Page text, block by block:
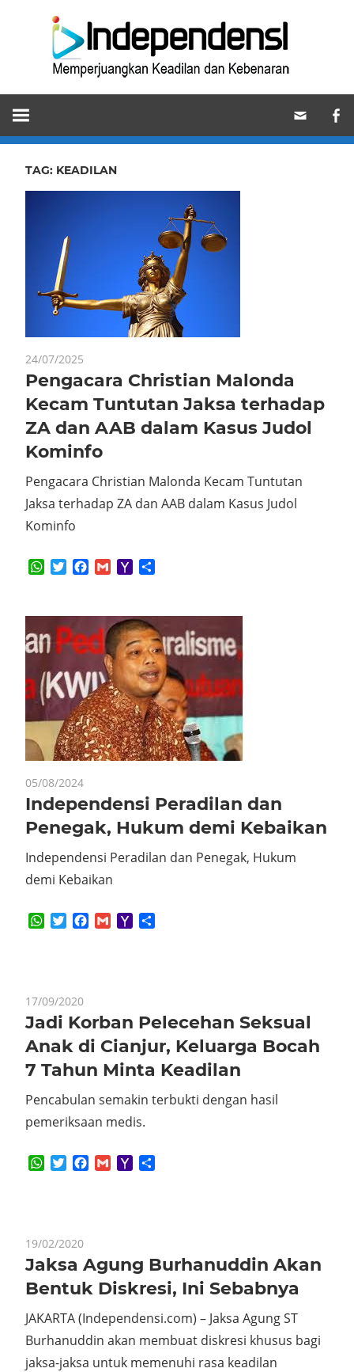
Memperjuangkan
Keadilan
dan
Kebenaran
TAG: KEADILAN
24/07/2025
Pengacara Christian Malonda
Kecam Tuntutan Jaksa terhadap
ZA dan AAB dalam Kasus Judol
Kominfo
Pengacara Christian Malonda Kecam Tuntutan
Jaksa terhadap ZA dan AAB dalam Kasus Judol
Kominfo
WhatsApp
TwitterFacebook
GmailYahoo
05/08/2024
Independensi Peradilan dan
Penegak, Hukum demi Kebaikan
Independensi Peradilan dan Penegak, Hukum
demi Kebaikan
WhatsApp
TwitterFacebook
GmailYahoo
17/09/2020
Jadi Korban Pelecehan Seksual
Anak di Cianjur, Keluarga Bocah
7 Tahun Minta Keadilan
Pencabulan semakin terbukti dengan hasil
pemeriksaan medis.
WhatsApp
TwitterFacebook
GmailYahoo
19/02/2020
Jaksa Agung Burhanuddin Akan
Bentuk Diskresi, Ini Sebabnya
JAKARTA (Independensi.com) – Jaksa Agung ST
Burhanuddin akan membuat diskresi khusus bagi
jaksa-jaksa untuk memenuhi rasa keadilan